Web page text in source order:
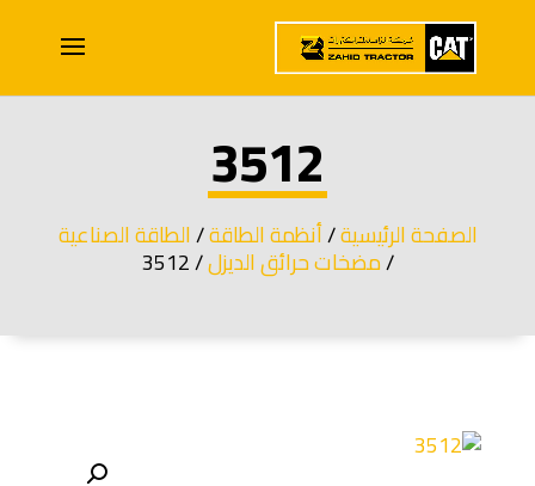
3512
الصفحة الرئيسية/أنظمة الطاقة/الطاقة الصناعية
/مضخات حرائق الديزل/ 3512